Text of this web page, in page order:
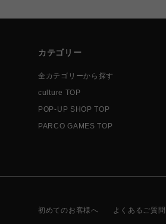
カテゴリー
全カテゴリーから探す
culture TOP
POP-UP SHOP TOP
PARCO GAMES TOP
初めてのお客様へ よくあるご質